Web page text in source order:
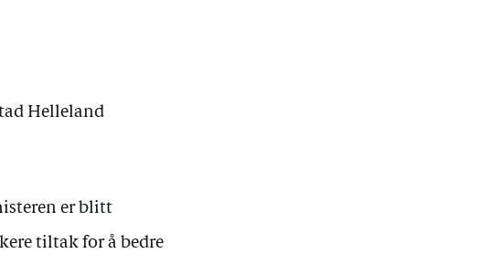
Helleland
er blitt
tiltak for å bedre